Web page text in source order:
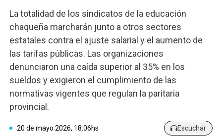
La totalidad de los sindicatos de la educación
chaqueña marcharán junto a otros sectores
estatales contra el ajuste salarial y el aumento de
las tarifas públicas. Las organizaciones
denunciaron una caída superior al 35% en los
sueldos y exigieron el cumplimiento de las
normativas vigentes que regulan la paritaria
provincial.
20 de mayo 2026, 18:06hs Escuchar